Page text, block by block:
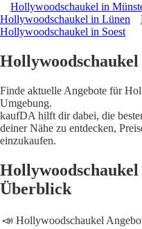
Hollywoodschaukel in
Hollywoodschaukel in Lünen
Hollywoodschaukel in Soest
Finde aktuelle Angebote für
Umgebung.
kaufDA hilft dir dabei, die
deiner Nähe zu entdecken,
einzukaufen.
Überblick
📣 Hollywoodschaukel